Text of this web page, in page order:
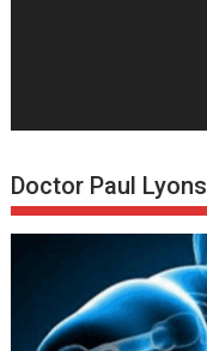
Doctor Paul Lyons